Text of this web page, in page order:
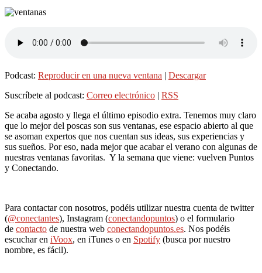
Podcast: Reproducir en una nueva ventana | Descargar
Suscríbete al podcast: Correo electrónico | RSS
Se acaba agosto y llega el último episodio extra. Tenemos muy claro
que lo mejor del poscas son sus ventanas, ese espacio abierto al que
se asoman expertos que nos cuentan sus ideas, sus experiencias y
sus sueños. Por eso, nada mejor que acabar el verano con algunas de
nuestras ventanas favoritas. Y la semana que viene: vuelven Puntos
y Conectando.
Para contactar con nosotros, podéis utilizar nuestra cuenta de twitter
(@conectantes), Instagram (conectandopuntos) o el formulario
de contacto de nuestra web conectandopuntos.es. Nos podéis
escuchar en iVoox, en iTunes o en Spotify (busca por nuestro
nombre, es fácil).